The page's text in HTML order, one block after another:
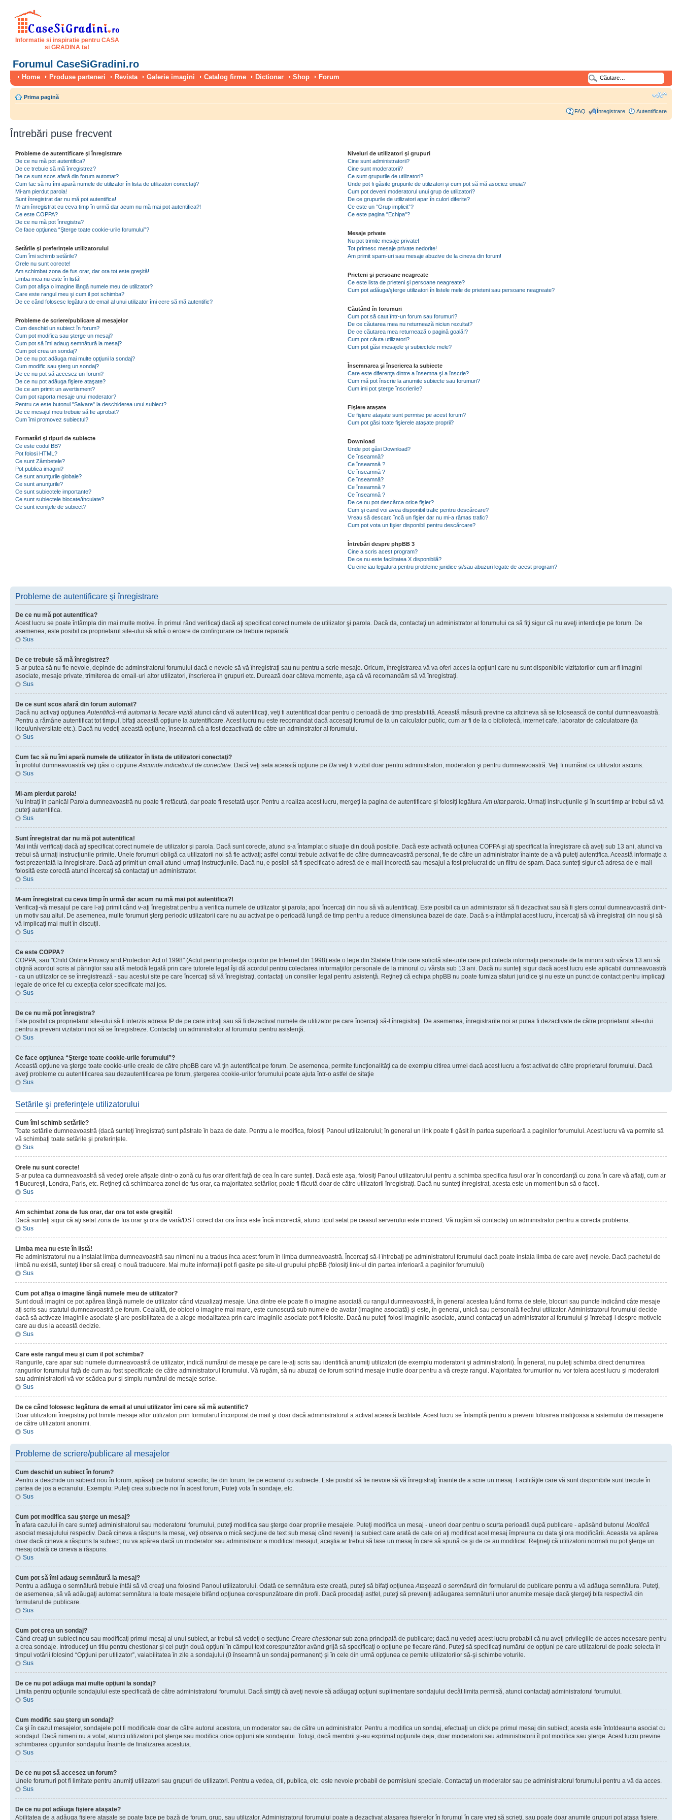
Informatie si inspiratie pentru CASA
si GRADINA ta!
Forumul CaseSiGradini.ro
Home Produse parteneri Revista Galerie imagini Catalog firme Dictionar Shop Forum
Prima pagină
FAQ Înregistrare Autentificare
Întrebări puse frecvent
Probleme de autentificare şi înregistrare
De ce nu mă pot autentifica?
De ce trebuie să mă înregistrez?
De ce sunt scos afară din forum automat?
Cum fac să nu îmi apară numele de utilizator în lista de utilizatori conectaţi?
Mi-am pierdut parola!
Sunt înregistrat dar nu mă pot autentifica!
M-am înregistrat cu ceva timp în urmă dar acum nu mă mai pot autentifica?!
Ce este COPPA?
De ce nu mă pot înregistra?
Ce face opţiunea “Şterge toate cookie-urile forumului”?
Setările şi preferinţele utilizatorului
Cum îmi schimb setările?
Orele nu sunt corecte!
Am schimbat zona de fus orar, dar ora tot este greşită!
Limba mea nu este în listă!
Cum pot afişa o imagine lângă numele meu de utilizator?
Care este rangul meu şi cum il pot schimba?
De ce când folosesc legătura de email al unui utilizator îmi cere să mă autentific?
Probleme de scriere/publicare al mesajelor
Cum deschid un subiect în forum?
Cum pot modifica sau şterge un mesaj?
Cum pot să îmi adaug semnătură la mesaj?
Cum pot crea un sondaj?
De ce nu pot adăuga mai multe opţiuni la sondaj?
Cum modific sau şterg un sondaj?
De ce nu pot să accesez un forum?
De ce nu pot adăuga fişiere ataşate?
De ce am primit un avertisment?
Cum pot raporta mesaje unui moderator?
Pentru ce este butonul "Salvare" la deschiderea unui subiect?
De ce mesajul meu trebuie să fie aprobat?
Cum îmi promovez subiectul?
Formatări şi tipuri de subiecte
Ce este codul BB?
Pot folosi HTML?
Ce sunt Zâmbetele?
Pot publica imagini?
Ce sunt anunţurile globale?
Ce sunt anunţurile?
Ce sunt subiectele importante?
Ce sunt subiectele blocate/încuiate?
Ce sunt iconiţele de subiect?
Niveluri de utilizatori şi grupuri
Cine sunt administratorii?
Cine sunt moderatorii?
Ce sunt grupurile de utilizatori?
Unde pot fi găsite grupurile de utilizatori şi cum pot să mă asociez unuia?
Cum pot deveni moderatorul unui grup de utilizatori?
De ce grupurile de utilizatori apar în culori diferite?
Ce este un “Grup implicit”?
Ce este pagina "Echipa"?
Mesaje private
Nu pot trimite mesaje private!
Tot primesc mesaje private nedorite!
Am primit spam-uri sau mesaje abuzive de la cineva din forum!
Prieteni şi persoane neagreate
Ce este lista de prieteni şi persoane neagreate?
Cum pot adăuga/şterge utilizatori în listele mele de prieteni sau persoane neagreate?
Căutând în forumuri
Cum pot să caut într-un forum sau forumuri?
De ce căutarea mea nu returnează niciun rezultat?
De ce căutarea mea returnează o pagină goală!?
Cum pot căuta utilizatori?
Cum pot găsi mesajele şi subiectele mele?
Însemnarea şi înscrierea la subiecte
Care este diferenţa dintre a însemna şi a înscrie?
Cum mă pot înscrie la anumite subiecte sau forumuri?
Cum imi pot şterge înscrierile?
Fişiere ataşate
Ce fişiere ataşate sunt permise pe acest forum?
Cum pot găsi toate fişierele ataşate proprii?
Download
Unde pot găsi Download?
Ce înseamnă?
Ce înseamnă ?
Ce înseamnă ?
Ce înseamnă?
Ce înseamnă ?
Ce înseamnă ?
De ce nu pot descărca orice fişier?
Cum şi cand voi avea disponibil trafic pentru descărcare?
Vreau să descarc încă un fişier dar nu mi-a rămas trafic?
Cum pot vota un fişier disponibil pentru descărcare?
Întrebări despre phpBB 3
Cine a scris acest program?
De ce nu este facilitatea X disponibilă?
Cu cine iau legatura pentru probleme juridice şi/sau abuzuri legate de acest program?
Probleme de autentificare şi înregistrare
De ce nu mă pot autentifica?
Acest lucru se poate întâmpla din mai multe motive. În primul rând verificaţi dacă aţi specificat corect numele de utilizator şi parola. Dacă da, contactaţi un administrator al forumului ca să fiţi sigur că nu aveţi interdicţie pe forum. De
asemenea, este posibil ca proprietarul site-ului să aibă o eroare de confirgurare ce trebuie reparată.
Sus
De ce trebuie să mă înregistrez?
S-ar putea să nu fie nevoie, depinde de adminstratorul forumului dacă e nevoie să vă înregistraţi sau nu pentru a scrie mesaje. Oricum, înregistrarea vă va oferi acces la opţiuni care nu sunt disponibile vizitatorilor cum ar fi imagini
asociate, mesaje private, trimiterea de email-uri altor utilizatori, înscrierea în grupuri etc. Durează doar câteva momente, aşa că vă recomandăm să vă înregistraţi.
Sus
De ce sunt scos afară din forum automat?
Dacă nu activaţi opţiuneaAutentifică-mă automat la fiecare vizită atunci când vă autentificaţi, veţi fi autentificat doar pentru o perioadă de timp prestabilită. Această măsură previne ca altcineva să se folosească de contul dumneavoastră.
Pentru a rămâne autentificat tot timpul, bifaţi această opţiune la autentificare. Acest lucru nu este recomandat dacă accesaţi forumul de la un calculator public, cum ar fi de la o bibliotecă, internet cafe, laborator de calculatoare (la
liceu/universitate etc.). Dacă nu vedeţi această opţiune, înseamnă că a fost dezactivată de către un adminstrator al forumului.
Sus
Cum fac să nu îmi apară numele de utilizator în lista de utilizatori conectaţi?
În profilul dumneavoastră veţi găsi o opţiuneAscunde indicatorul de conectare. Dacă veţi seta această opţiune pe Da veţi fi vizibil doar pentru administratori, moderatori şi pentru dumneavoastră. Veţi fi numărat ca utilizator ascuns.
Sus
Mi-am pierdut parola!
Nu intraţi în panică! Parola dumneavoastră nu poate fi refăcută, dar poate fi resetată uşor. Pentru a realiza acest lucru, mergeţi la pagina de autentificare şi folosiţi legăturaAm uitat parola. Urmaţi instrucţiunile şi în scurt timp ar trebui să vă
puteţi autentifica.
Sus
Sunt înregistrat dar nu mă pot autentifica!
Mai intâi verificaţi dacă aţi specificat corect numele de utilizator şi parola. Dacă sunt corecte, atunci s-a întamplat o situaţie din două posibile. Dacă este activată opţiunea COPPA şi aţi specificat la înregistrare că aveţi sub 13 ani, atunci va
trebui să urmaţi instrucţiunile primite. Unele forumuri obligă ca utilizatorii noi să fie activaţi; astfel contul trebuie activat fie de către dumneavoastră personal, fie de către un administrator înainte de a vă puteţi autentifica. Această informaţie a
fost prezentată la înregistrare. Dacă aţi primit un email atunci urmaţi instrucţiunile. Dacă nu, e posibil să fi specificat o adresă de e-mail incorectă sau mesajul a fost prelucrat de un filtru de spam. Daca sunteţi sigur că adresa de e-mail
folosită este corectă atunci încercaţi să contactaţi un administrator.
Sus
M-am înregistrat cu ceva timp în urmă dar acum nu mă mai pot autentifica?!
Verificaţi-vă mesajul pe care l-aţi primit când v-aţi înregistrat pentru a verifica numele de utilizator şi parola; apoi încercaţi din nou să vă autentificaţi. Este posibil ca un administrator să fi dezactivat sau să fi şters contul dumneavoastră dintr-
un motiv sau altul. De asemenea, multe forumuri şterg periodic utilizatorii care nu au activat pe o perioadă lungă de timp pentru a reduce dimensiunea bazei de date. Dacă s-a întâmplat acest lucru, încercaţi să vă înregistraţi din nou şi să
vă implicaţi mai mult în discuţii.
Sus
Ce este COPPA?
COPPA, sau "Child Online Privacy and Protection Act of 1998" (Actul penrtu protecţia copiilor pe Internet din 1998) este o lege din Statele Unite care solicită site-urile care pot colecta informaţii personale de la minorii sub vârsta 13 ani să
obţină acordul scris al părinţilor sau altă metodă legală prin care tutorele legal îşi dă acordul pentru colectarea informaţiilor personale de la minorul cu vârsta sub 13 ani. Dacă nu sunteţi sigur dacă acest lucru este aplicabil dumneavoastră
- ca un utilizator ce se înregistrează - sau acestui site pe care încercaţi să vă înregistraţi, contactaţi un consilier legal pentru asistenţă. Reţineţi că echipa phpBB nu poate furniza sfaturi juridice şi nu este un punct de contact pentru implicaţii
legale de orice fel cu excepţia celor specificate mai jos.
Sus
De ce nu mă pot înregistra?
Este posibil ca proprietarul site-ului să fi interzis adresa IP de pe care intraţi sau să fi dezactivat numele de utilizator pe care încercaţi să-l înregistraţi. De asemenea, înregistrarile noi ar putea fi dezactivate de către proprietarul site-ului
pentru a preveni vizitatorii noi să se înregistreze. Contactaţi un administrator al forumului pentru asistenţă.
Sus
Ce face opţiunea “Şterge toate cookie-urile forumului”?
Această opţiune va şterge toate cookie-urile create de către phpBB care vă ţin autentificat pe forum. De asemenea, permite funcţionalităţi ca de exemplu citirea urmei dacă acest lucru a fost activat de către proprietarul forumului. Dacă
aveţi probleme cu autentificarea sau dezautentificarea pe forum, ştergerea cookie-urilor forumului poate ajuta într-o astfel de sitaţie
Sus
Setările şi preferinţele utilizatorului
Cum îmi schimb setările?
Toate setările dumneavoastră (dacă sunteţi înregistrat) sunt păstrate în baza de date. Pentru a le modifica, folosiţi Panoul utilizatorului; în general un link poate fi găsit în partea superioară a paginilor forumului. Acest lucru vă va permite să
vă schimbaţi toate setările şi preferinţele.
Sus
Orele nu sunt corecte!
S-ar putea ca dumneavoastră să vedeţi orele afişate dintr-o zonă cu fus orar diferit faţă de cea în care sunteţi. Dacă este aşa, folosiţi Panoul utilizatorului pentru a schimba specifica fusul orar în concordanţă cu zona în care vă aflaţi, cum ar
fi Bucureşti, Londra, Paris, etc. Reţineţi că schimbarea zonei de fus orar, ca majoritatea setărilor, poate fi făcută doar de către utilizatorii înregistraţi. Dacă nu sunteţi înregistrat, acesta este un moment bun să o faceţi.
Sus
Am schimbat zona de fus orar, dar ora tot este greşită!
Dacă sunteţi sigur că aţi setat zona de fus orar şi ora de vară/DST corect dar ora înca este încă incorectă, atunci tipul setat pe ceasul serverului este incorect. Vă rugăm să contactaţi un administrator pentru a corecta problema.
Sus
Limba mea nu este în listă!
Fie administratorul nu a instalat limba dumneavoastră sau nimeni nu a tradus înca acest forum în limba dumneavoastră. Încercaţi să-l întrebaţi pe administratorul forumului dacă poate instala limba de care aveţi nevoie. Dacă pachetul de
limbă nu există, sunteţi liber să creaţi o nouă traducere. Mai multe informaţii pot fi gasite pe site-ul grupului phpBB (folosiţi link-ul din partea inferioară a paginilor forumului)
Sus
Cum pot afişa o imagine lângă numele meu de utilizator?
Sunt două imagini ce pot apărea lângă numele de utilizator când vizualizaţi mesaje. Una dintre ele poate fi o imagine asociată cu rangul dumneavoastră, în general acestea luând forma de stele, blocuri sau puncte indicând câte mesaje
aţi scris sau statutul dumneavoastră pe forum. Cealaltă, de obicei o imagine mai mare, este cunoscută sub numele de avatar (imagine asociată) şi este, în general, unică sau personală fiecărui utilizator. Administratorul forumului decide
dacă să activeze imaginile asociate şi are posibilitatea de a alege modalitatea prin care imaginile asociate pot fi folosite. Dacă nu puteţi folosi imaginile asociate, atunci contactaţi un administrator al forumului şi întrebaţi-l despre motivele
care au dus la această decizie.
Sus
Care este rangul meu şi cum il pot schimba?
Rangurile, care apar sub numele dumneavoastră de utilizator, indică numărul de mesaje pe care le-aţi scris sau identifică anumiţi utilizatori (de exemplu moderatorii şi administratorii). În general, nu puteţi schimba direct denumirea
rangurilor forumului faţă de cum au fost specificate de către administratorul forumului. Vă rugăm, să nu abuzaţi de forum scriind mesaje inutile doar pentru a vă creşte rangul. Majoritatea forumurilor nu vor tolera acest lucru şi moderatorii
sau administratorii vă vor scădea pur şi simplu numărul de mesaje scrise.
Sus
De ce când folosesc legătura de email al unui utilizator îmi cere să mă autentific?
Doar utilizatorii înregistraţi pot trimite mesaje altor utilizatori prin formularul încorporat de mail şi doar dacă administratorul a activat această facilitate. Acest lucru se întamplă pentru a preveni folosirea maliţioasa a sistemului de mesagerie
de către utilizatorii anonimi.
Sus
Probleme de scriere/publicare al mesajelor
Cum deschid un subiect în forum?
Pentru a deschide un subiect nou în forum, apăsaţi pe butonul specific, fie din forum, fie pe ecranul cu subiecte. Este posibil să fie nevoie să vă înregistraţi înainte de a scrie un mesaj. Facilităţile care vă sunt disponibile sunt trecute în
partea de jos a ecranului. Exemplu: Puteţi crea subiecte noi în acest forum, Puteţi vota în sondaje, etc.
Sus
Cum pot modifica sau şterge un mesaj?
În afara cazului în care sunteţi administratorul sau moderatorul forumului, puteţi modifica sau şterge doar propriile mesajele. Puteţi modifica un mesaj - uneori doar pentru o scurta perioadă după publicare - apăsând butonul Modifică
asociat mesajulului respectiv. Dacă cineva a răspuns la mesaj, veţi observa o mică secţiune de text sub mesaj când reveniţi la subiect care arată de cate ori aţi modificat acel mesaj împreuna cu data şi ora modificării. Aceasta va apărea
doar dacă cineva a răspuns la subiect; nu va apărea dacă un moderator sau administrator a modificat mesajul, aceştia ar trebui să lase un mesaj în care să spună ce şi de ce au modificat. Reţineţi că utilizatorii normali nu pot şterge un
mesaj odată ce cineva a răspuns.
Sus
Cum pot să îmi adaug semnătură la mesaj?
Pentru a adăuga o semnătură trebuie întâi să vă creaţi una folosind Panoul utilizatorului. Odată ce semnătura este creată, puteţi să bifaţi opţiuneaAtaşează o semnătură din formularul de publicare pentru a vă adăuga semnătura. Puteţi,
de asemenea, să vă adăugaţi automat semnătura la toate mesajele bifând opţiunea corespunzătoare din profil. Dacă procedaţi astfel, puteţi să preveniţi adăugarea semnăturii unor anumite mesaje dacă ştergeţi bifa respectivă din
formularul de publicare.
Sus
Cum pot crea un sondaj?
Când creaţi un subiect nou sau modificaţi primul mesaj al unui subiect, ar trebui să vedeţi o secţiune Creare chestionarsub zona principală de publicare; dacă nu vedeţi acest lucru probabil că nu aveţi privilegiile de acces necesare pentru
a crea sondaje. Introduceţi un titlu pentru chestionar şi cel puţin două opţiuni în câmpul text corespunzător având grijă să specificaţi o opţiune pe fiecare rând. Puteţi să specificaţi numărul de opţiuni pe care utilizatorul de poate selecta în
timpul votării folosind “Opţiuni per utilizator”, valabilitatea în zile a sondajului (0 înseamnă un sondaj permanent) şi în cele din urmă opţiunea ce pemite utilizatorilor să-şi schimbe voturile.
Sus
De ce nu pot adăuga mai multe opţiuni la sondaj?
Limita pentru opţiunile sondajului este specificată de către administratorul forumului. Dacă simţiţi că aveţi nevoie să adăugaţi opţiuni suplimentare sondajului decât limita permisă, atunci contactaţi administratorul forumului.
Sus
Cum modific sau şterg un sondaj?
Ca şi în cazul mesajelor, sondajele pot fi modificate doar de către autorul acestora, un moderator sau de către un administrator. Pentru a modifica un sondaj, efectuaţi un click pe primul mesaj din subiect; acesta este întotdeauna asociat cu
sondajul. Dacă nimeni nu a votat, atunci utilizatorii pot şterge sau modifica orice opţiuni ale sondajului. Totuşi, dacă membrii şi-au exprimat opţiunile deja, doar moderatorii sau administratorii îl pot modifica sau şterge. Acest lucru previne
schimbarea opţiunilor sondajului înainte de finalizarea acestuia.
Sus
De ce nu pot să accesez un forum?
Unele forumuri pot fi limitate pentru anumiţi utilizatori sau grupuri de utilizatori. Pentru a vedea, citi, publica, etc. este nevoie probabil de permisiuni speciale. Contactaţi un moderator sau pe administratorul forumului pentru a vă da acces.
Sus
De ce nu pot adăuga fişiere ataşate?
Abilitatea de a adăuga fişiere ataşate se poate face pe bază de forum, grup, sau utilizator. Administratorul forumului poate a dezactivat ataşarea fişierelor în forumul în care vreţi să scrieţi, sau poate doar anumite grupuri pot ataşa fişiere.